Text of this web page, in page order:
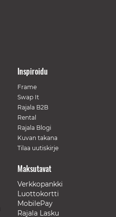
Inspiroidu
Frame
Swap It
Rajala B2B
Rental
Rajala Blogi
Kuvan takana
Tilaa uutiskirje
Maksutavat
Verkkopankki
Luottokortti
MobilePay
Rajala Lasku